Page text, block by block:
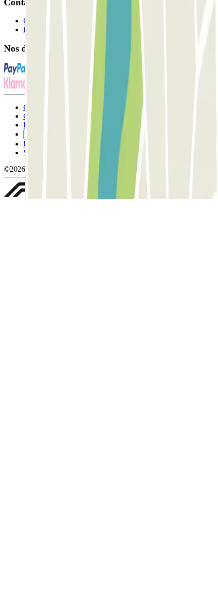
Contactez-nous
FAQ
Nos différents modes de paiement:
Conditions générales d'utilisation et contrat
Conditions d'annulation
Politique relative aux cookies
Politique de confidentialité
Whistleblowing
©2026 Parclick. Tous droits réservés